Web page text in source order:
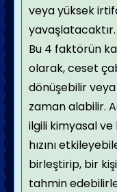
veya yüksek
yavaşlatacaktır.
Bu 4 faktörün
olarak, ceset
dönüşebilir
zaman alabilir.
ilgili kimyasal
hızını
birleştirip, bir
tahmin